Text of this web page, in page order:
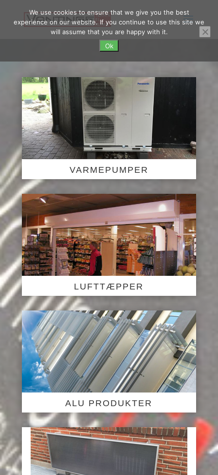
VARMEPUMPER
LUFTTÆPPER
ALU PRODUKTER
We use cookies to ensure that we give you the best
experience on our website. If you continue to use this site we
will assume that you are happy with it.
Ok